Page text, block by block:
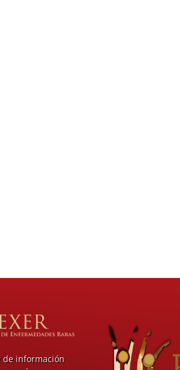
de información